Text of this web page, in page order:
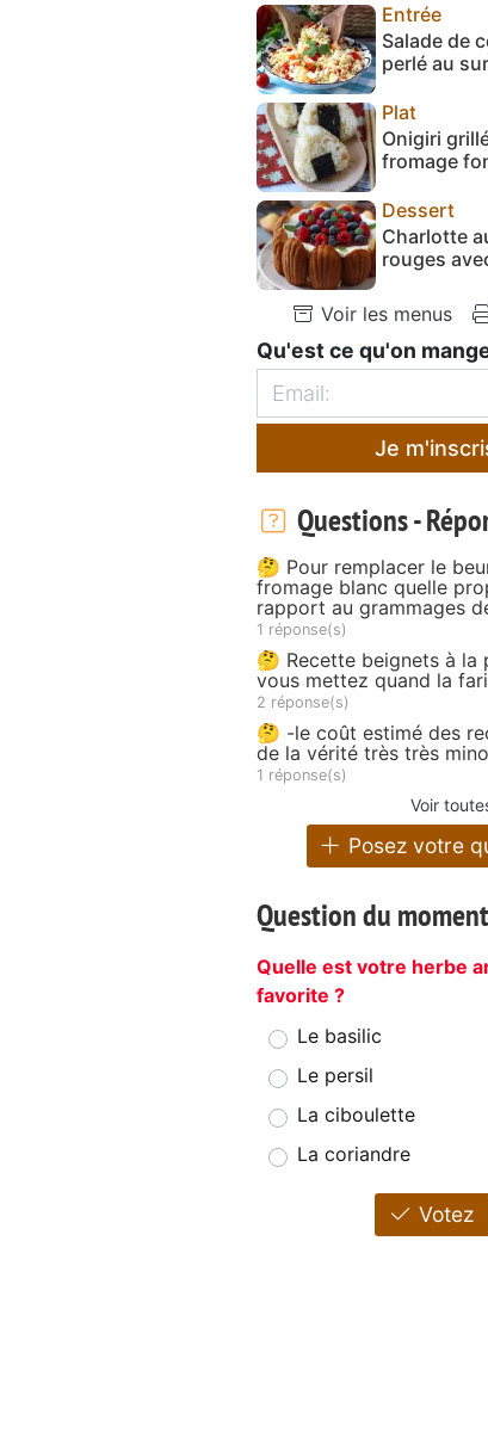
Entrée
Salade de
perlé au
Plat
Onigiri
fromage
Dessert
Charlotte
rouges
Voir les menus
Qu'est ce qu'on
Je
Questions -
🤔 Pour remplacer le
fromage blanc quelle
rapport au grammages
1 réponse(s)
🤔 Recette beignets à la
vous mettez quand la
2 réponse(s)
🤔 -le coût estimé des
de la vérité très très
1 réponse(s)
Voir
Posez votre
Question du moment
Quelle est votre herbe
favorite ?
Le basilic
Le persil
La ciboulette
La coriandre
Votez